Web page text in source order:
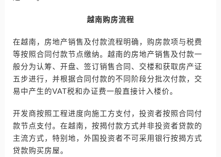
越南购房流程
在越南，房地产销售及付款流程明确，购房款项与税费
等按照合同付款节点缴纳。越南的房地产销售及付款一
般分为认筹、开盘、签订销售合同、交楼和获取房产证
五步进行，并根据合同付款的不同阶段分批次付款，交
易中产生的VAT税和办证费一般直接计入楼价。
开发商按照工程进度向施工方支付，投资者按照合同付
款节点支付。在越南，按揭付款方式并非投资者贷款的
主流方式，特别地，外国投资者不可采用银行按揭方式
贷款购买房屋。